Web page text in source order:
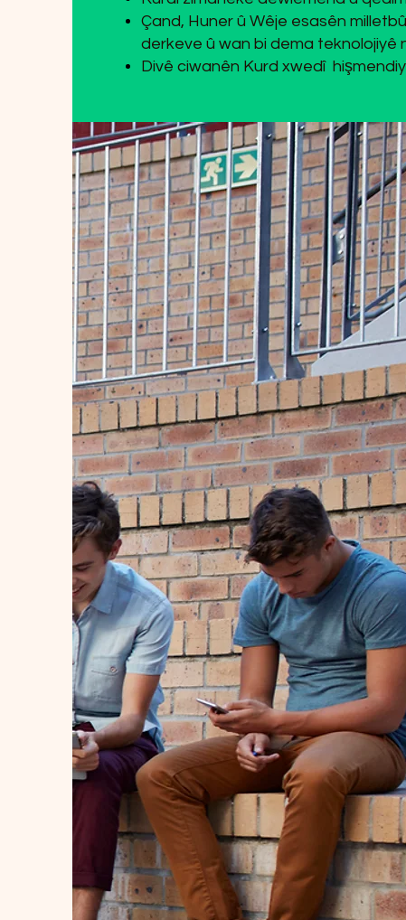
Çand, Huner û Wêje esasên
derkeve û wan bi dema teknolojiyê
Divê ciwanên Kurd xwedî